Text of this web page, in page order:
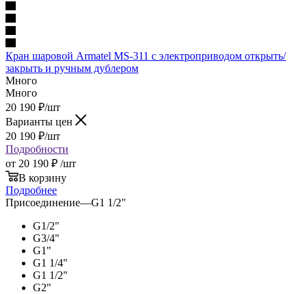
Кран шаровой Armatel MS-311 с электроприводом открыть/
закрыть и ручным дублером
Много
Много
20 190 ₽/шт
Варианты цен
20 190 ₽/шт
Подробности
от 20 190 ₽ /шт
В корзину
Подробнее
Присоединение—G1 1/2"
G1/2"
G3/4"
G1"
G1 1/4"
G1 1/2"
G2"